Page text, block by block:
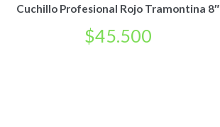
Cuchillo Profesional Rojo Tramontina 8″
$45.500